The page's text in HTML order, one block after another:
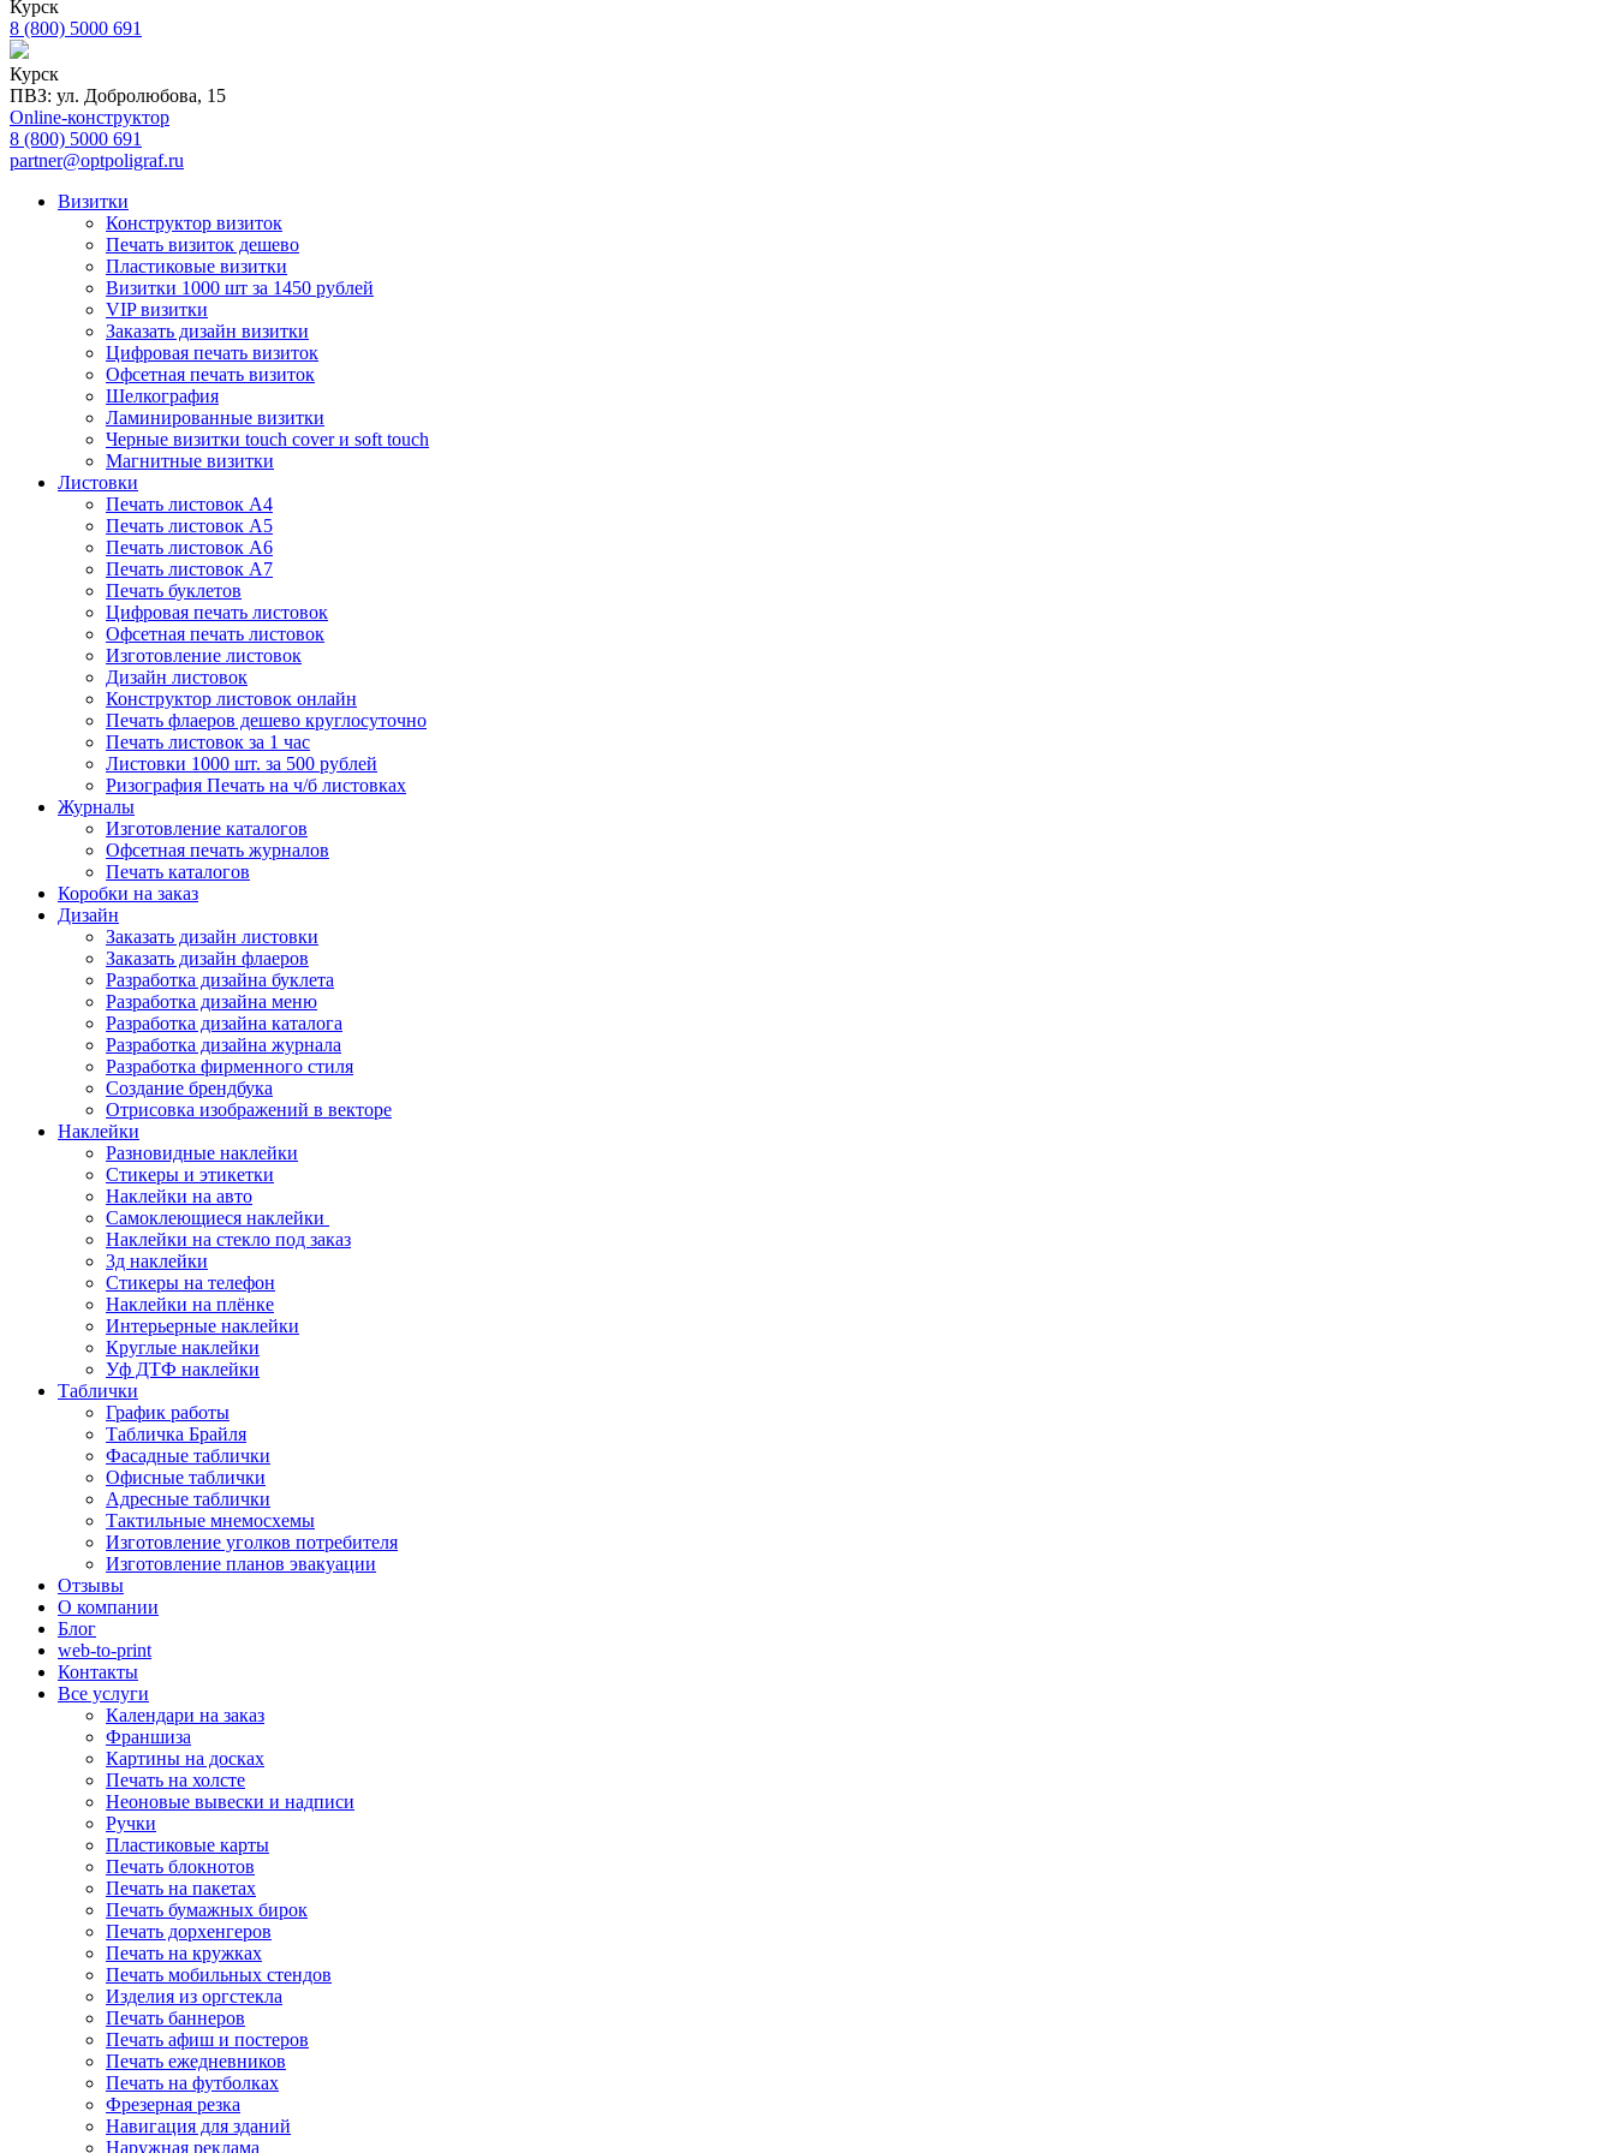
Курск
8 (800) 5000 691
Курск
ПВЗ: ул. Добролюбова, 15
Online-конструктор
8 (800) 5000 691
partner@optpoligraf.ru
Визитки
Конструктор визиток
Печать визиток дешево
Пластиковые визитки
Визитки 1000 шт за 1450 рублей
VIP визитки
Заказать дизайн визитки
Цифровая печать визиток
Офсетная печать визиток
Шелкография
Ламинированные визитки
Черные визитки touch cover и soft touch
Магнитные визитки
Листовки
Печать листовок А4
Печать листовок А5
Печать листовок А6
Печать листовок А7
Печать буклетов
Цифровая печать листовок
Офсетная печать листовок
Изготовление листовок
Дизайн листовок
Конструктор листовок онлайн
Печать флаеров дешево круглосуточно
Печать листовок за 1 час
Листовки 1000 шт. за 500 рублей
Ризография Печать на ч/б листовках
Журналы
Изготовление каталогов
Офсетная печать журналов
Печать каталогов
Коробки на заказ
Дизайн
Заказать дизайн листовки
Заказать дизайн флаеров
Разработка дизайна буклета
Разработка дизайна меню
Разработка дизайна каталога
Разработка дизайна журнала
Разработка фирменного стиля
Создание брендбука
Отрисовка изображений в векторе
Наклейки
Разновидные наклейки
Стикеры и этикетки
Наклейки на авто
Самоклеющиеся наклейки
Наклейки на стекло под заказ
3д наклейки
Cтикеры на телефон
Наклейки на плёнке
Интерьерные наклейки
Круглые наклейки
Уф ДТФ наклейки
Таблички
График работы
Табличка Брайля
Фасадные таблички
Офисные таблички
Адресные таблички
Тактильные мнемосхемы
Изготовление уголков потребителя
Изготовление планов эвакуации
Отзывы
О компании
Блог
web-to-print
Контакты
Все услуги
Календари на заказ
Франшиза
Картины на досках
Печать на холсте
Неоновые вывески и надписи
Ручки
Пластиковые карты
Печать блокнотов
Печать на пакетах
Печать бумажных бирок
Печать дорхенгеров
Печать на кружках
Печать мобильных стендов
Изделия из оргстекла
Печать баннеров
Печать афиш и постеров
Печать ежедневников
Печать на футболках
Фрезерная резка
Навигация для зданий
Наружная реклама